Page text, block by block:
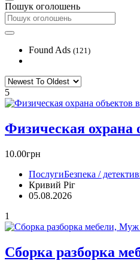
Пошук оголошень
Found Ads (121)
5
Физическая охрана
10.00грн
ПослугиБезпека /
Кривий Ріг‎
05.08.2026
1
Сборка разборка